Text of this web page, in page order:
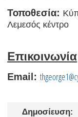
Τοποθεσία:
Λεμεσός κέντρο
Επικοινωνία
Email:
Δημοσίευση: